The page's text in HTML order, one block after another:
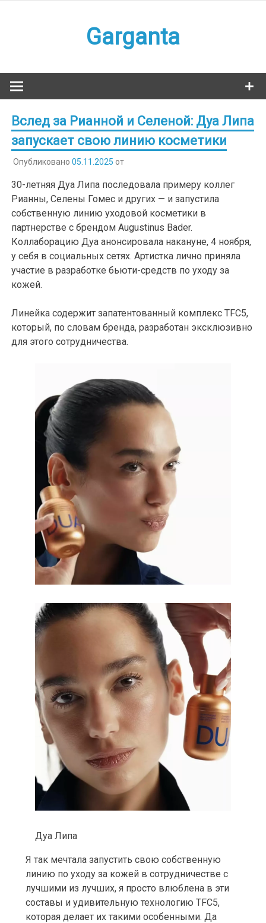
Garganta
Вслед за Рианной и Селеной: Дуа Липа
запускает свою линию косметики
Опубликовано 05.11.2025 от
30-летняя Дуа Липа последовала примеру коллег
Рианны, Селены Гомес и других — и запустила
собственную линию уходовой косметики в
партнерстве с брендом Augustinus Bader.
Коллаборацию Дуа анонсировала накануне, 4 ноября,
у себя в социальных сетях. Артистка лично приняла
участие в разработке бьюти-средств по уходу за
кожей.
Линейка содержит запатентованный комплекс TFC5,
который, по словам бренда, разработан эксклюзивно
для этого сотрудничества.
Дуа Липа
Я так мечтала запустить свою собственную
линию по уходу за кожей в сотрудничестве с
лучшими из лучших, я просто влюблена в эти
составы и удивительную технологию TFC5,
которая делает их такими особенными. Да